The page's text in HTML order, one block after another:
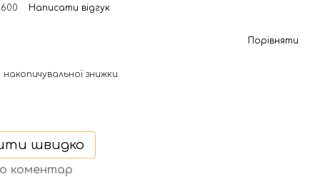
Написати відгук
Порівняти
знижки
швидко
коментар